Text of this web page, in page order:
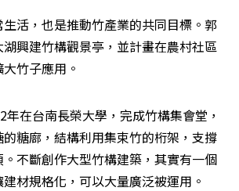
活，也是推動竹產業的共同目標。郭
興建竹構觀景亭，並計畫在農村社區
竹子應用。
年在台南長榮大學，完成竹構集會堂，
糖廍，結構利用集束竹的桁架，支撐
不斷創作大型竹構建築，其實有一個
材規格化，可以大量廣泛被運用。